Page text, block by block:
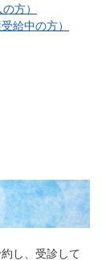
方）
給中の方）
し、受診して